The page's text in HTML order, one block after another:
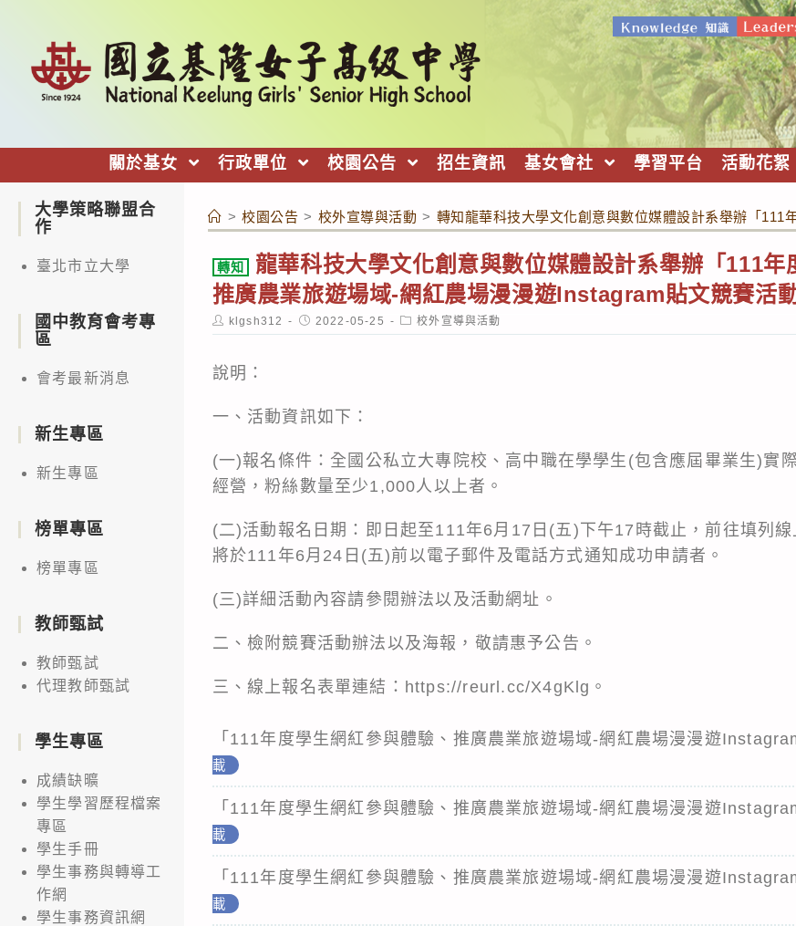
關於基女 行政單位 校園公告 招生資訊 基女會社 學習平台 活動花絮
> 校園公告 > 校外宣導與活動 > 轉知龍華科技大學文化創意與數位媒體設計系舉辦「
轉知
龍華科技大學文化創意與數位媒體設計系舉辦「111年
推廣農業旅遊場域-網紅農場漫漫遊Instagram貼文競賽活
Post
author:
klgsh312
Post
published:
2022-05-25
Post
category:
校外宣導與活動
說明：
一、活動資訊如下：
(一)報名條件：全國公私立大專院校、高中職在學學生(包含應屆畢業生)實
經營，粉絲數量至少1,000人以上者。
(二)活動報名日期：即日起至111年6月17日(五)下午17時截止，前往填列
將於111年6月24日(五)前以電子郵件及電話方式通知成功申請者。
(三)詳細活動內容請參閱辦法以及活動網址。
二、檢附競賽活動辦法以及海報，敬請惠予公告。
三、線上報名表單連結：https://reurl.cc/X4gKlg。
「111年度學生網紅參與體驗、推廣農業旅遊場域-網紅農場漫漫遊
載
「111年度學生網紅參與體驗、推廣農業旅遊場域-網紅農場漫漫遊
載
「111年度學生網紅參與體驗、推廣農業旅遊場域-網紅農場漫漫遊
載
大學策略聯盟合
作
臺北市立大學
國中教育會考專
區
會考最新消息
新生專區
新生專區
榜單專區
榜單專區
教師甄試
教師甄試
代理教師甄試
學生專區
成績缺曠
學生學習歷程檔案
專區
學生手冊
學生事務與轉導工
作網
學生事務資訊網